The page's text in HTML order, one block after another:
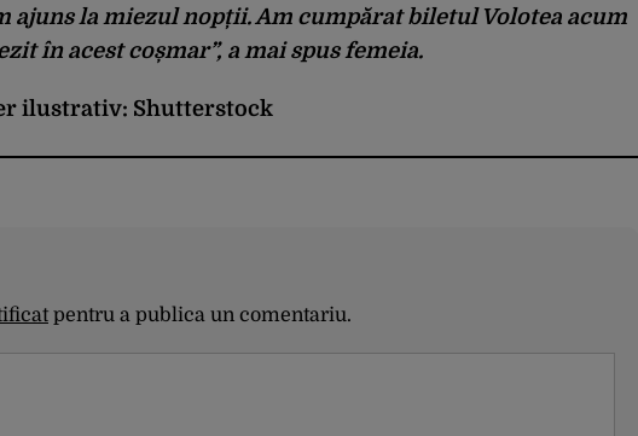
ajuns la miezul nopții. Am cumpărat biletul Volotea acum
în acest coșmar”, a mai spus femeia.
ilustrativ: Shutterstock
pentru a publica un comentariu.